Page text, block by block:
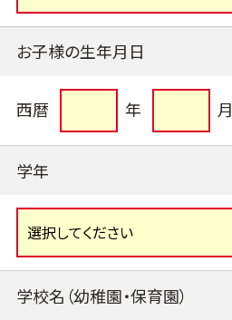
お子様の生年月日
西暦 年 月
学年
学校名（幼稚園・保育園）